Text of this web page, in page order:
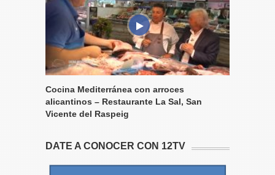
Cocina Mediterránea con arroces
alicantinos – Restaurante La Sal, San
Vicente del Raspeig
DATE A CONOCER CON 12TV